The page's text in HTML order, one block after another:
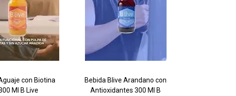
con Biotina
Ml B Live
Bebida Blive Arandano con
Antioxidantes 300 Ml B